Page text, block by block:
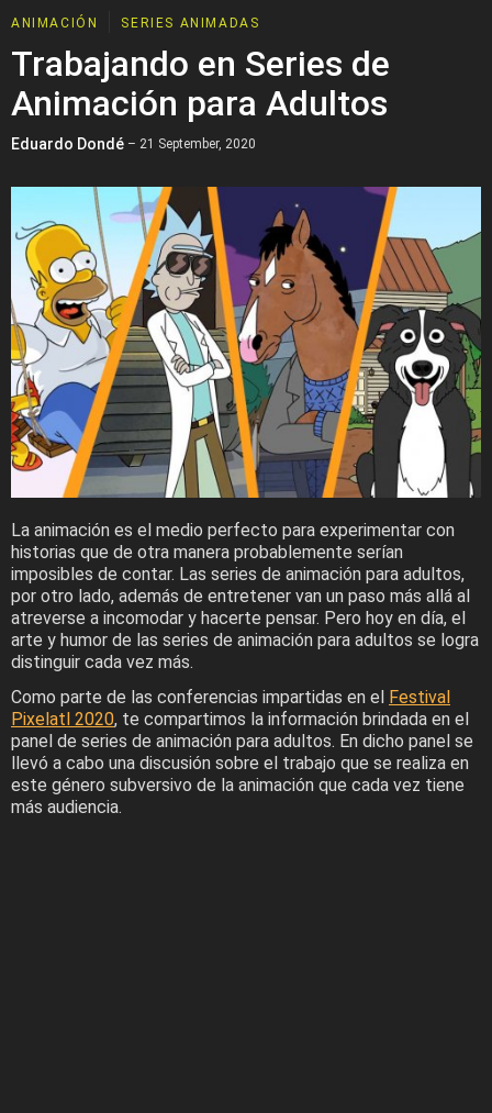
ANIMACIÓN SERIES ANIMADAS
Trabajando en Series de
Animación para Adultos
Eduardo Dondé – 21 September, 2020
La animación es el medio perfecto para experimentar con
historias que de otra manera probablemente serían
imposibles de contar. Las series de animación para adultos,
por otro lado, además de entretener van un paso más allá al
atreverse a incomodar y hacerte pensar. Pero hoy en día, el
arte y humor de las series de animación para adultos se logra
distinguir cada vez más.
Como parte de las conferencias impartidas en el
Festival
Pixelatl 2020, te compartimos la información brindada en el
panel de series de animación para adultos. En dicho panel se
llevó a cabo una discusión sobre el trabajo que se realiza en
este género subversivo de la animación que cada vez tiene
más audiencia.